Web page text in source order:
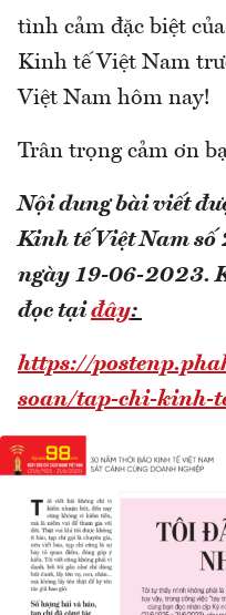
tình cảm đặc biệt
Kinh tế Việt Nam
Việt Nam hôm nay!
Trân trọng cảm ơn
Nội dung bài viết
Kinh tế Việt Nam
ngày 19-06-2023.
đọc tại đây:
https://
soan/tap-chi-kinh-